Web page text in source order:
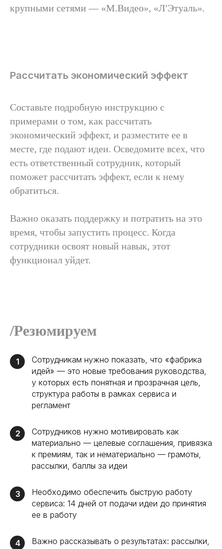
крупными сетями — «М.Видео», «Л'Этуаль».
Рассчитать экономический эффект
Составьте подробную инструкцию с
примерами о том, как рассчитать
экономический эффект, и разместите ее в
месте, где подают идеи. Осведомите всех, что
есть ответственный сотрудник, который
поможет рассчитать эффект, если к нему
обратиться.
Важно оказать поддержку и потратить на это
время, чтобы запустить процесс. Когда
сотрудники освоят новый навык, этот
функционал уйдет.
/Резюмируем
1
Сотрудникам нужно показать, что «фабрика
идей» — это новые требования руководства,
у которых есть понятная и прозрачная цель,
структура работы в рамках сервиса и
регламент
2
Сотрудников нужно мотивировать как
материально — целевые соглашения, привязка
к премиям, так и нематериально — грамоты,
рассылки, баллы за идеи
3
Необходимо обеспечить быструю работу
сервиса: 14 дней от подачи идеи до принятия
ее в работу
4
Важно рассказывать о результатах: рассылки,
Заказать корпоративное обучение
Пройти обучение
Вы всегда можете связаться
с нами по вопросам
сотрудничества,
партнёрства и выступлений